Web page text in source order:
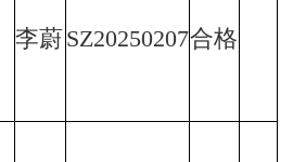
李蔚 SZ20250207合格